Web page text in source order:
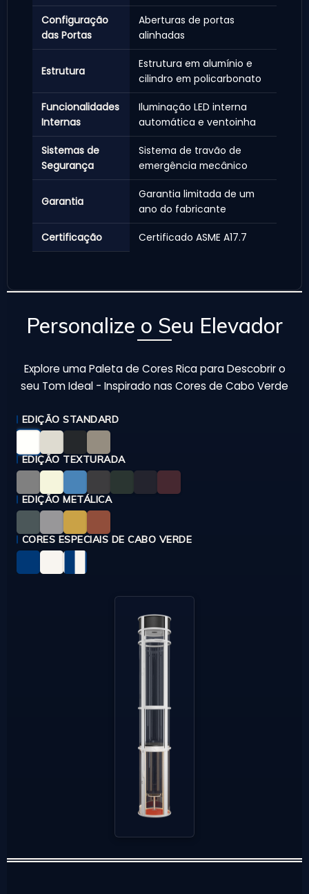
Configuração
das Portas
Aberturas de portas
alinhadas
Estrutura
Estrutura em alumínio e
cilindro em policarbonato
Funcionalidades
Internas
Iluminação LED interna
automática e ventoinha
Sistemas de
Segurança
Sistema de travão de
emergência mecânico
Garantia
Garantia limitada de um
ano do fabricante
Certificação Certificado ASME A17.7
Personalize o Seu Elevador
Explore uma Paleta de Cores Rica para Descobrir o
seu Tom Ideal - Inspirado nas Cores de Cabo Verde
EDIÇÃO STANDARD
EDIÇÃO TEXTURADA
EDIÇÃO METÁLICA
CORES ESPECIAIS DE CABO VERDE